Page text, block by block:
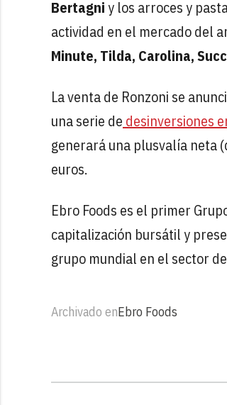
Bertagniy los arroces y
actividad en el mercado del
Minute, Tilda, Carolina,
La venta de Ronzoni se
una serie de desinversiones
generará una plusvalía neta
euros.
Ebro Foods es el primer
capitalización bursátil y
grupo mundial en el sector
Archivado enEbro Foods